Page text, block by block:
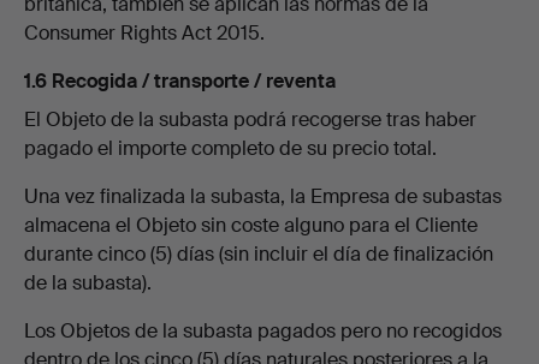
Consumer Rights Act 2015.
1.6 Recogida / transporte / reventa
El Objeto de la subasta podrá recogerse tras haber
pagado el importe completo de su precio total.
Una vez finalizada la subasta, la Empresa de subastas
almacena el Objeto sin coste alguno para el Cliente
durante cinco (5) días (sin incluir el día de finalización
de la subasta).
Los Objetos de la subasta pagados pero no recogidos